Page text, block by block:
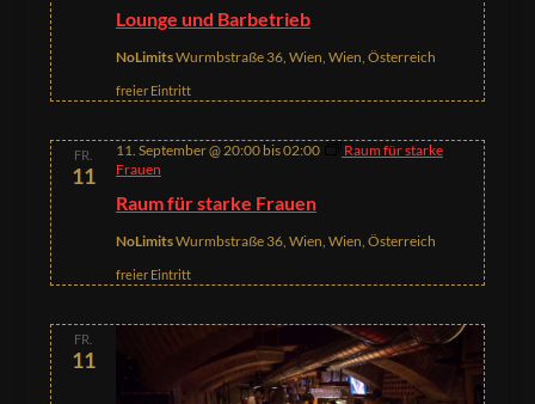
Lounge und Barbetrieb
NoLimitsWurmbstraße 36, Wien, Wien, Österreich
freier Eintritt
FR.
11
Raum für starke Frauen
11. September @ 20:00bis02:00
Raum für starke
Frauen
NoLimitsWurmbstraße 36, Wien, Wien, Österreich
freier Eintritt
FR.
11